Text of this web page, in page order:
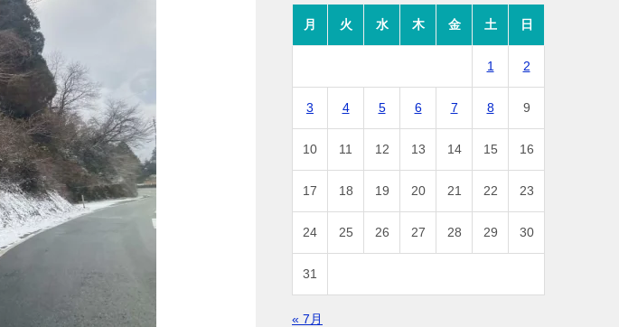
月 火 水 木 金 土 日
1 2
3 4 5 6 7 8 9
10 11 12 13 14 15 16
17 18 19 20 21 22 23
24 25 26 27 28 29 30
31
« 7月